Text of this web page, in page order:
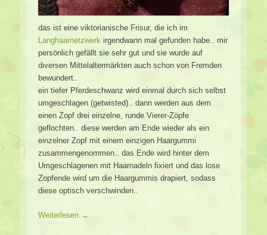
das ist eine viktorianische Frisur, die ich im
Langhaarnetzwerk irgendwann mal gefunden habe.. mir
persönlich gefällt sie sehr gut und sie wurde auf
diversen Mittelaltermärkten auch schon von Fremden
bewundert..
ein tiefer Pferdeschwanz wird einmal durch sich selbst
umgeschlagen (getwisted).. dann werden aus dem
einen Zopf drei einzelne, runde Vierer-Zöpfe
geflochten.. diese werden am Ende wieder als ein
einzelner Zopf mit einem einzigen Haargummi
zusammengenommen.. das Ende wird hinter dem
Umgeschlagenen mit Haarnadeln fixiert und das lose
Zopfende wird um die Haargummis drapiert, sodass
diese optisch verschwinden..
Weiterlesen →